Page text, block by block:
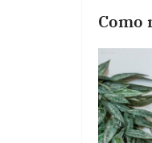
Como